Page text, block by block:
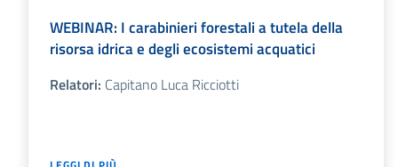
10:00:00
CEST 2026
WEBINAR: I carabinieri forestali a tutela della
risorsa idrica e degli ecosistemi acquatici
Relatori: Capitano Luca Ricciotti